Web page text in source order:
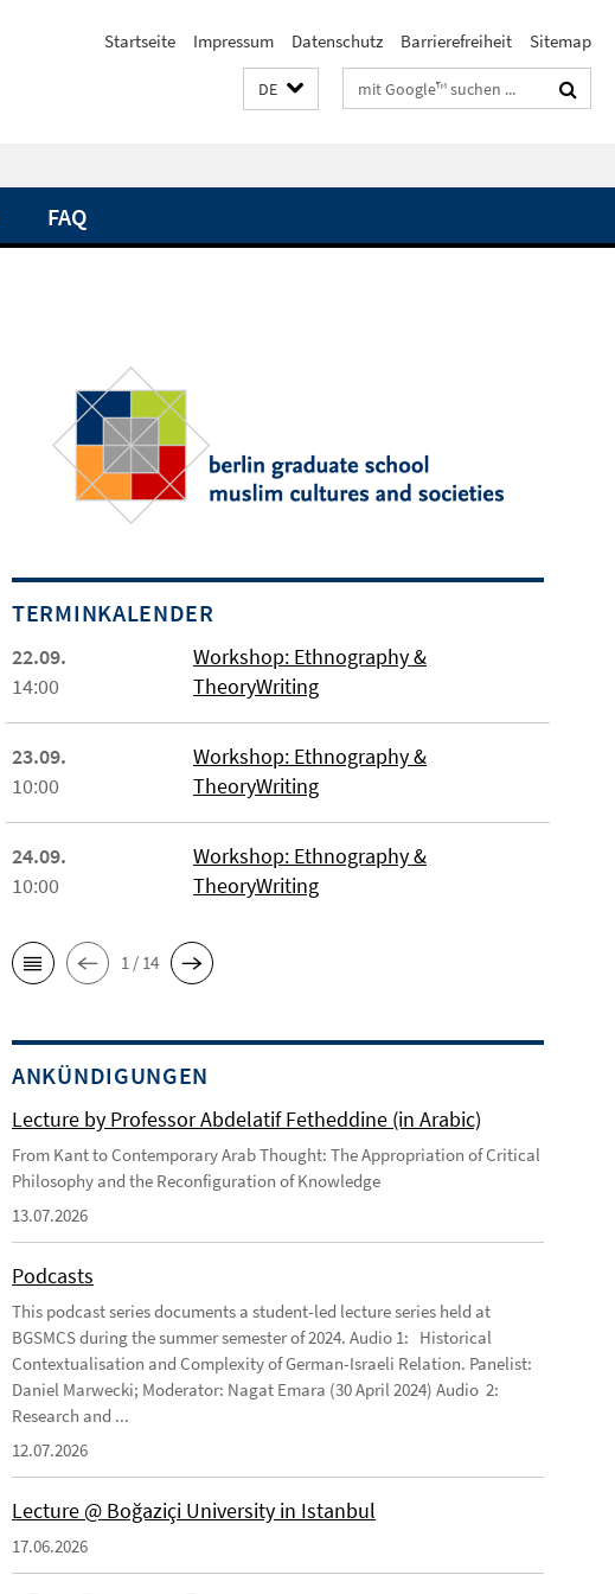
Startseite Impressum Datenschutz Barrierefreiheit Sitemap
DE Suchbegriffe
FAQ
TERMINKALENDER
22.09.
14:00
Workshop: Ethnography &
TheoryWriting
23.09.
10:00
Workshop: Ethnography &
TheoryWriting
24.09.
10:00
Workshop: Ethnography &
TheoryWriting
1 / 14
ANKÜNDIGUNGEN
Lecture by Professor Abdelatif Fetheddine (in Arabic)
From Kant to Contemporary Arab Thought: The Appropriation of Critical
Philosophy and the Reconfiguration of Knowledge
13.07.2026
Podcasts
This podcast series documents a student-led lecture series held at
BGSMCS during the summer semester of 2024. Audio 1: Historical
Contextualisation and Complexity of German-Israeli Relation. Panelist:
Daniel Marwecki; Moderator: Nagat Emara (30 April 2024) Audio 2:
Research and ...
12.07.2026
Lecture @ Boğaziçi University in Istanbul
17.06.2026